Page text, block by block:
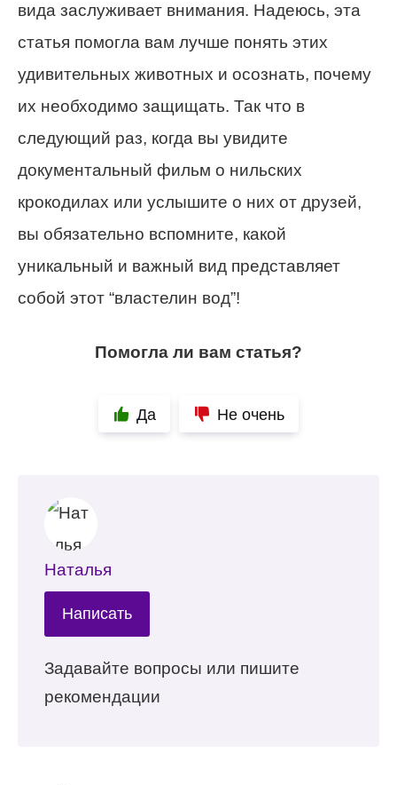
вида заслуживает внимания. Надеюсь, эта
статья помогла вам лучше понять этих
удивительных животных и осознать, почему
их необходимо защищать. Так что в
следующий раз, когда вы увидите
документальный фильм о нильских
крокодилах или услышите о них от друзей,
вы обязательно вспомните, какой
уникальный и важный вид представляет
собой этот “властелин вод”!
Помогла ли вам статья?
Да Не очень
Наталья
Написать
Задавайте вопросы или пишите
рекомендации